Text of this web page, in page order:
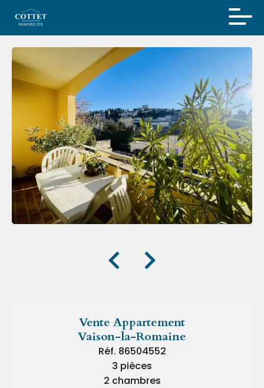
Vente Appartement
Vaison-la-Romaine
Réf. 86504552
3 pièces
2 chambres